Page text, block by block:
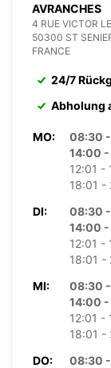
AVRANCHES
4 RUE VICTOR
50300 ST
FRANCE
24/7
Abholung
MO:
08:30
14:00
12:01 -
18:01 -
DI:
08:30
14:00
12:01 -
18:01 -
MI:
08:30
14:00
12:01 -
18:01 -
DO:
08:30